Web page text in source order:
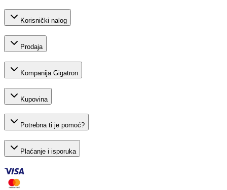
Korisnički nalog
Prodaja
Kompanija Gigatron
Kupovina
Potrebna ti je pomoć?
Plaćanje i isporuka